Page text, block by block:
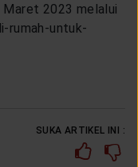
Maret 2023 melalui
rumah-untuk-
SUKA ARTIKEL INI :